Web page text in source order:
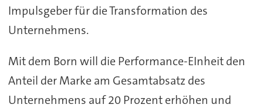
Impulsgeber für die Transformation des
Unternehmens.
Mit dem Born will die Performance-EInheit den
Anteil der Marke am Gesamtabsatz des
Unternehmens auf 20 Prozent erhöhen und